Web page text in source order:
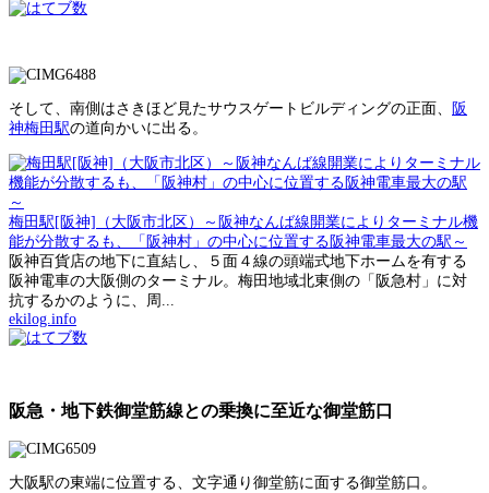
そして、南側はさきほど見たサウスゲートビルディングの正面、
阪
神梅田駅の道向かいに出る。
梅田駅[阪神]（大阪市北区）～阪神なんば線開業によりターミナル機
能が分散するも、「阪神村」の中心に位置する阪神電車最大の駅～
阪神百貨店の地下に直結し、５面４線の頭端式地下ホームを有する
阪神電車の大阪側のターミナル。梅田地域北東側の「阪急村」に対
抗するかのように、周...
ekilog.info
阪急・地下鉄御堂筋線との乗換に至近な御堂筋口
大阪駅の東端に位置する、文字通り御堂筋に面する御堂筋口。